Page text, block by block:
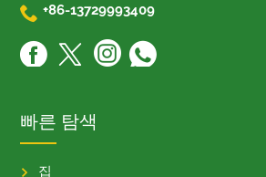
 +86-13729993409
빠른 탐색
집